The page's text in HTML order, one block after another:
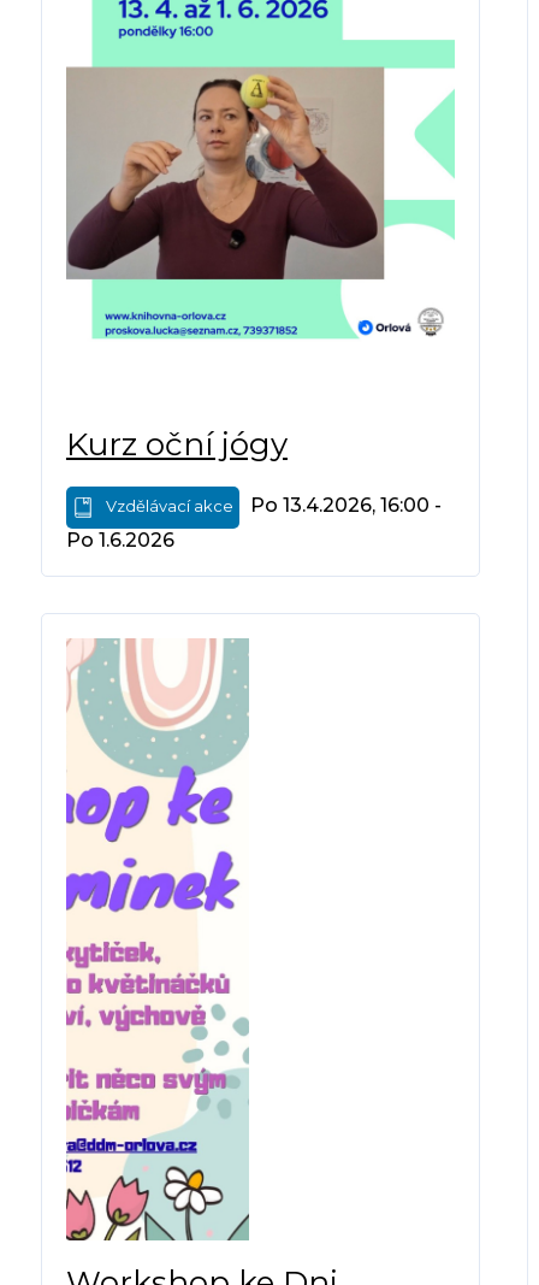
Kurz oční jógy
Vzdělávací akce
Po 13.4.2026, 16:00 -
Po 1.6.2026